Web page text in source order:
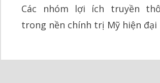
Các nhóm lợi ích truyền
trong nền chính trị Mỹ hiện đại